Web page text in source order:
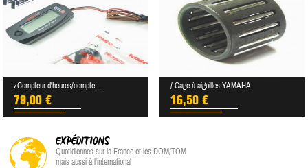
zCompteur d'heures/compte ...
79,00 €
/ Cage à aiguilles YAMAHA
16,50 €
EXPÉDITIONS
Quotidiennes sur la France et les DOM/TOM
mais aussi à l'international